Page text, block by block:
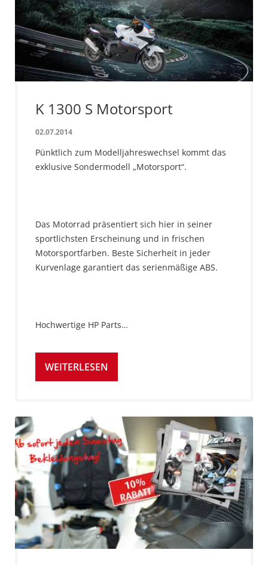
K 1300 S Motorsport
02.07.2014
Pünktlich zum Modelljahreswechsel kommt das
exklusive Sondermodell „Motorsport“.
Das Motorrad präsentiert sich hier in seiner
sportlichsten Erscheinung und in frischen
Motorsportfarben. Beste Sicherheit in jeder
Kurvenlage garantiert das serienmäßige ABS.
Hochwertige HP Parts…
WEITERLESEN